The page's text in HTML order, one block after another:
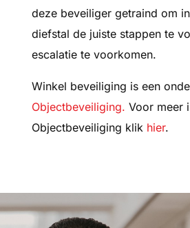
deze beveiliger getraind om
diefstal de juiste stappen te
escalatie te voorkomen.
Winkel beveiliging is een
Objectbeveiliging. Voor meer
Objectbeveiliging klik hier.